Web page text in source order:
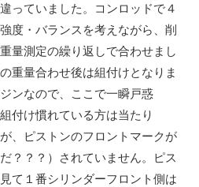
っていました。コンロッドで４
度・バランスを考えながら、削
量測定の繰り返しで合わせまし
重量合わせ後は組付けとなりま
ンなので、ここで一瞬戸惑
付け慣れている方は当たり
、ピストンのフロントマークが
？？？）されていません。ピス
て１番シリンダーフロント側は